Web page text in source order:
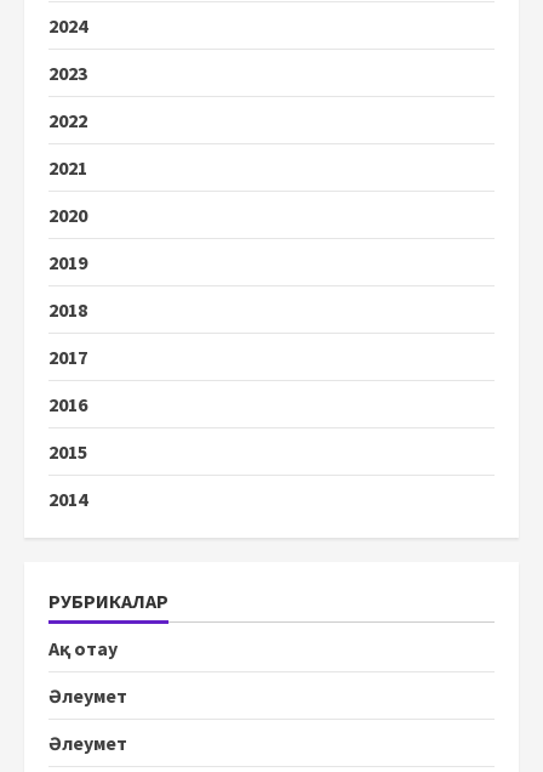
2024
2023
2022
2021
2020
2019
2018
2017
2016
2015
2014
РУБРИКАЛАР
Ақ отау
Әлеумет
Әлеумет